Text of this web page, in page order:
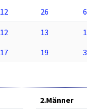
12 26 6
12 13 1
17 19 3
2.Männer